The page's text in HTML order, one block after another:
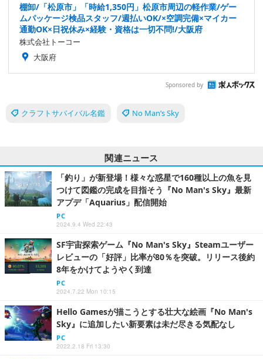
棚卸/「松原市」「時給1,350円」松原市周辺の軽作業/ゲー
ムパッケージ検品スタッフ/週払いOK/×空調完備×マイカー
通勤OK×日祝休み×経験・資格は一切不問!/大阪府
株式会社トーコー
大阪府
Sponsored by
クラフトサバイバル名鑑 No Man’s Sky
関連ニュース
「釣り」が新登場！様々な惑星で160種以上の魚を見
つけて図鑑の完成を目指そう『No Man's Sky』最新
アプデ「Aquarius」配信開始
PC
2024.9.4 Wed 22:43
SF宇宙探索ゲーム『No Man's Sky』Steamユーザー
レビューの「好評」比率が80％を突破。リリース後約
8年をかけてようやく到達
PC
2024.7.22 Mon 10:15
Hello Gamesが描こうとする壮大な絵画『No Man's
Sky』に追加したい新要素は未だ尽きる気配なし
PC
2022.2.18 Fri 13:30